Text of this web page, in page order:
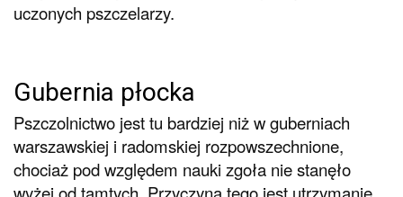
uczonych pszczelarzy.
Gubernia płocka
Pszczolnictwo jest tu bardziej niż w guberniach
warszawskiej i radomskiej rozpowszechnione,
chociaż pod względem nauki zgoła nie stanęło